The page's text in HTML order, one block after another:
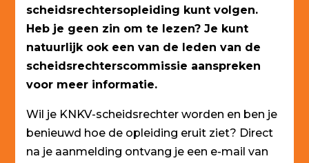
scheidsrechtersopleiding kunt volgen.
Heb je geen zin om te lezen? Je kunt
natuurlijk ook een van de leden van de
scheidsrechterscommissie aanspreken
voor meer informatie.
Wil je KNKV-scheidsrechter worden en ben je
benieuwd hoe de opleiding eruit ziet? Direct
na je aanmelding ontvang je een e-mail van